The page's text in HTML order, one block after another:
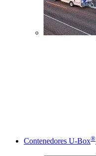
Contenedores U-Box®